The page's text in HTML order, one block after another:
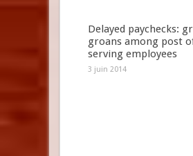
Delayed paychecks:
groans among post
serving employees
3 juin 2014